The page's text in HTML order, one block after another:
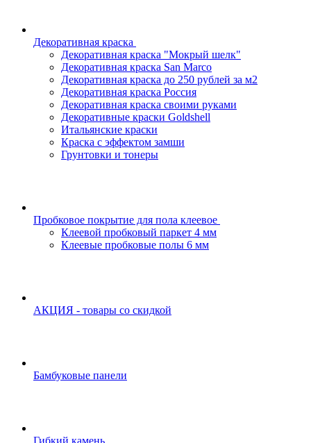
Декоративная краска
Декоративная краска "Мокрый шелк"
Декоративная краска San Marco
Декоративная краска до 250 рублей за м2
Декоративная краска Россия
Декоративная краска своими руками
Декоративные краски Goldshell
Итальянские краски
Краска с эффектом замши
Грунтовки и тонеры
Пробковое покрытие для пола клеевое
Клеевой пробковый паркет 4 мм
Клеевые пробковые полы 6 мм
АКЦИЯ - товары со скидкой
Бамбуковые панели
Гибкий камень